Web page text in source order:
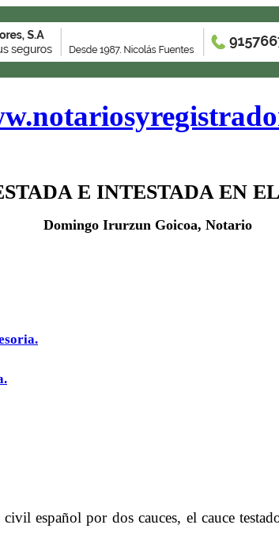
E INTESTADA EN
Domingo Irurzun Goicoa, Notario
español por dos cauces, el cauce